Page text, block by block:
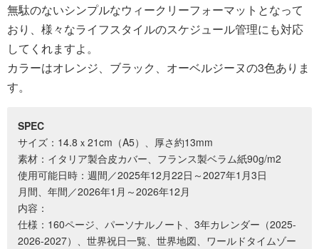
無駄のないシンプルなウィークリーフォーマットとなって
おり、様々なライフスタイルのスケジュール管理にも対応
してくれますよ。
カラーはオレンジ、ブラック、オーベルジーヌの3色ありま
す。
SPEC
サイズ：14.8ｘ21cm（A5）、厚さ約13mm
素材：イタリア製合皮カバー、フランス製ベラム紙90g/m2
使用可能日時：週間／2025年12月22日～2027年1月3日
月間、年間／2026年1月～2026年12月
内容：
仕様：160ページ、パーソナルノート、3年カレンダー（2025-
2026-2027）、世界祝日一覧、世界地図、ワールドタイムゾー